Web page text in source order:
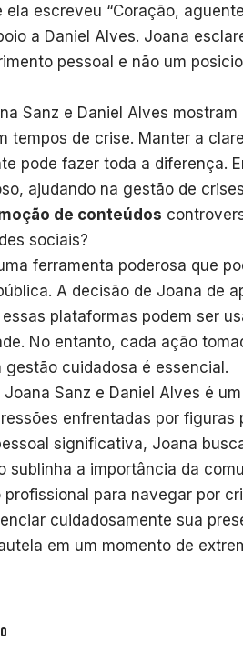
escreveu “Coração,
a Daniel Alves. Joana
pessoal e não um
Sanz e Daniel Alves
tempos de crise. Manter a
pode fazer toda a diferença.
ajudando na gestão de
de conteúdos
sociais?
ferramenta poderosa que
A decisão de Joana de
plataformas podem ser
No entanto, cada ação
cuidadosa é essencial.
Sanz e Daniel Alves é
enfrentadas por figuras
significativa, Joana
sublinha a importância da
profissional para navegar por
cuidadosamente sua
em um momento de